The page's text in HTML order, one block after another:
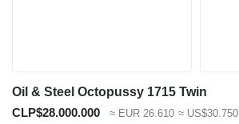
Oil & Steel Octopussy 1715 Twin
CLP$28.000.000
≈ EUR 26.610 ≈ US$30.750